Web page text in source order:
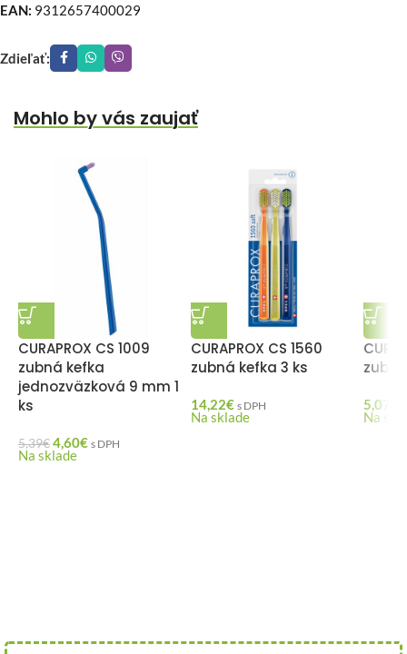
EAN: 9312657400029
Zdieľať:
Mohlo by vás zaujať
CURAPROX CS 1009
zubná kefka
jednozväzková 9 mm 1
ks
5,39€4,60€ s DPH
Na sklade
CURAPROX CS 1560
zubná kefka 3 ks
14,22€ s DPH
Na sklade
5,07
Na